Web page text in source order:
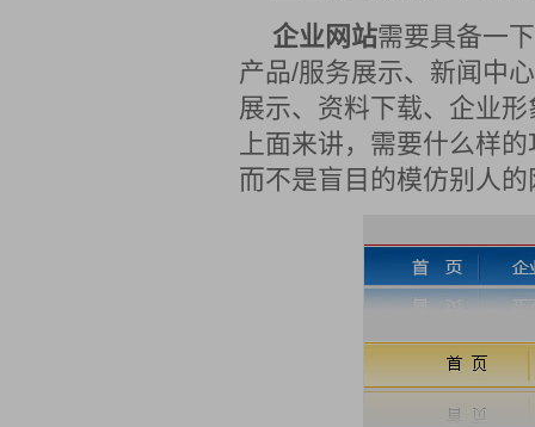
企业网站需要具备一
产品/服务展示、新闻中
展示、资料下载、企业
上面来讲，需要什么样
而不是盲目的模仿别人